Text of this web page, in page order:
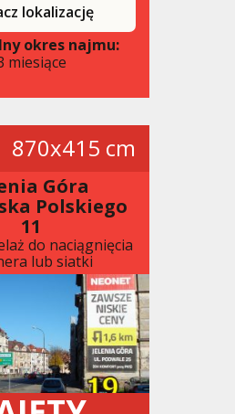
lokalizację
okres najmu:
miesiące
870x415 cm
Góra
Polskiego
11
do naciągnięcia
lub siatki